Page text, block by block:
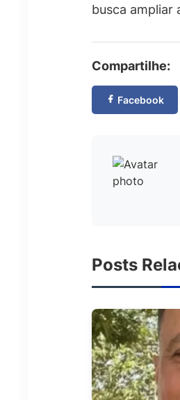
busca ampliar
Compartilhe:
Facebook
Posts